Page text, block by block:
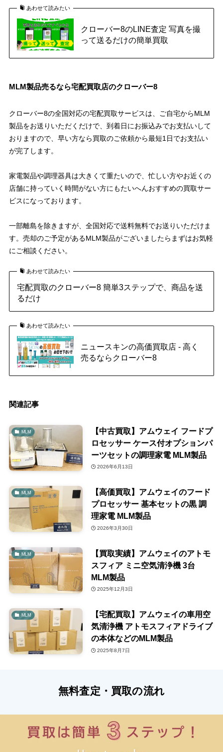
あわせて読みたい
クローバー8のLINE査定 写真を撮
って送るだけの簡単買取
MLM製品売るなら宅配買取店のクローバー8
クローバー8の全国対応の宅配買取サービスは、ご自宅からMLM
製品をお送りいただくだけで、到着日にお振込みでお支払いして
おりますので、早い方なら買取のご依頼から最短1日でお支払い
が完了します。
家電製品や調理器具は大きくて重たいので、忙しい方やお近くの
店舗に持っていく時間がない方にもたいへんおすすめの買取サー
ビスになっております。
一部離島を除きますが、全国対応で送料無料でお送りいただけま
す。売却のご予定があるMLM製品がございましたらまずはお気軽
にご相談ください。
あわせて読みたい
宅配買取のクローバー8 簡単3ステップで、商品を送
るだけ
あわせて読みたい
ニュースキンの高価買取店 - 高く
売るならクローバー8
関連記事
MLM
【中古買取】アムウェイ フードプ
ロセッサー ケース付オプションパ
ーツセットの調理家電 MLM製品
2026年6月13日
MLM
【高価買取】アムウェイのフード
プロセッサー 基本セットの黒 調
理家電 MLM製品
2026年3月30日
MLM
【買取実績】アムウェイのアトモ
スフィア ミニ空気清浄機 3台
MLM製品
2025年12月3日
MLM
【宅配買取】アムウェイの車用空
気清浄機 アトモスフィアドライブ
の本体などのMLM製品
2025年8月7日
無料査定・買取の流れ